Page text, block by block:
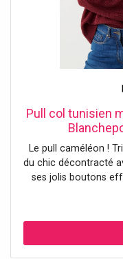
Pull col tunisien
Le pull caméléon !
du chic décontracté
ses jolis boutons
d’un jean casual à
essentiel à adopter